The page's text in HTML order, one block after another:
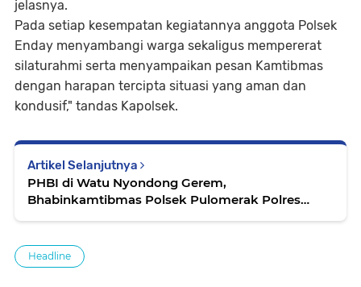
jelasnya.
Pada setiap kesempatan kegiatannya anggota Polsek
Enday menyambangi warga sekaligus mempererat
silaturahmi serta menyampaikan pesan Kamtibmas
dengan harapan tercipta situasi yang aman dan
kondusif," tandas Kapolsek.
Artikel Selanjutnya
PHBI di Watu Nyondong Gerem,
Bhabinkamtibmas Polsek Pulomerak Polres
Headline